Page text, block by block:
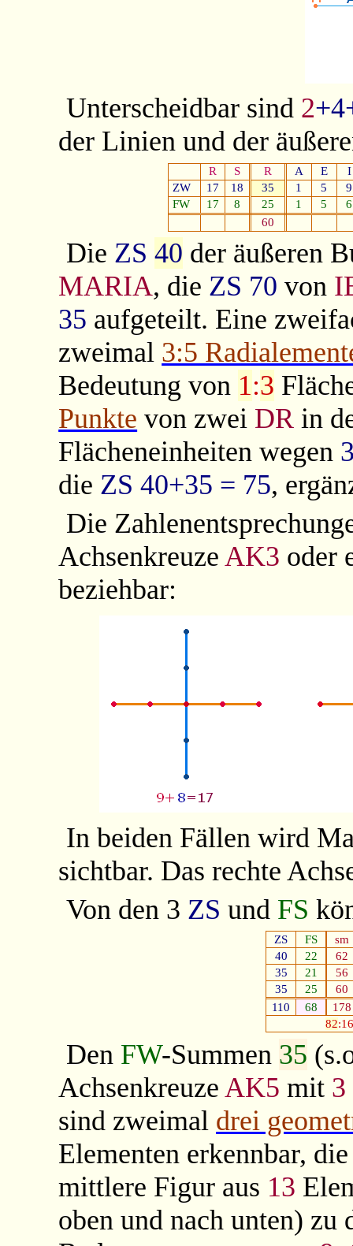
Unterscheidbar sind 2
der Linien und der
R S R A E
I
ZW
17 18 35 1 5
9
FW
17 8 25 1 5
6
60
Die ZS 40 der äußeren
MARIA, die ZS 70 von
35 aufgeteilt. Eine
zweimal 3:5
Bedeutung von 1:3
Punkte von zwei DR in
Flächeneinheitenwegen
die ZS 40+35 = 75,
Die
Achsenkreuze AK3 oder
beziehbar:
In beiden Fällen wird
sichtbar. Das rechte
Von den 3 ZS und FS
ZS FS
sm
40
22
62
35
21
56
35
25
60
110
68
178
82
Den FW-Summen 35
AchsenkreuzeAK5 mit 3
sind zweimal drei
Elementen erkennbar,
mittlere Figur aus 13
oben und nach unten) zu